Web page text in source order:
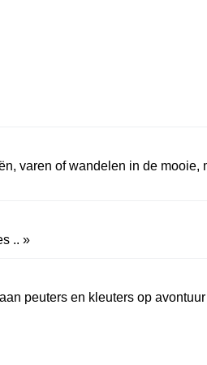
varen of wandelen in de mooie,
.. »
peuters en kleuters op